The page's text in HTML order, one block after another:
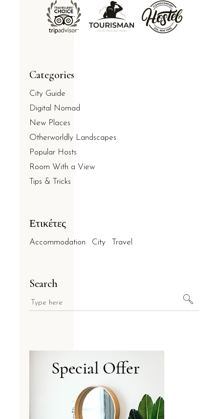
Categories
City Guide
Digital Nomad
New Places
Otherworldly Landscapes
Popular Hosts
Room With a View
Tips & Tricks
Ετικέτες
Accommodation City Travel
Search